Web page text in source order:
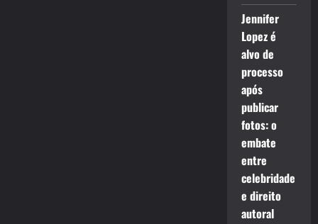
Jennifer
Lopez é
alvo de
processo
após
publicar
fotos: o
embate
entre
celebridade
e direito
autoral